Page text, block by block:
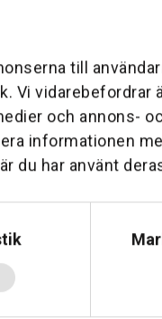
till
Vi vidarebefordrar
och annons-
informationen
du har använt
års erfarenhet
1 januari 1995 och har
haft en god tillväxt.